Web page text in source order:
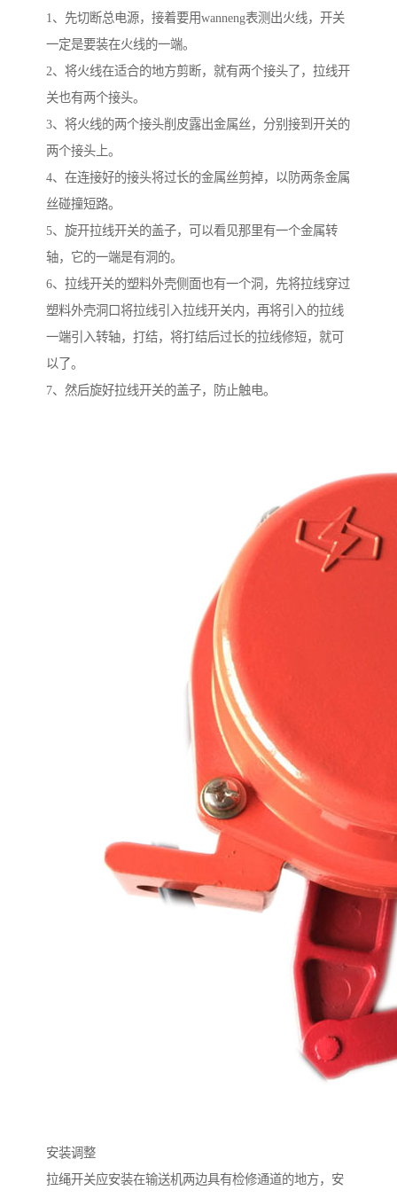
1、先切断总电源，接着要用wanneng表测出火线，开关
一定是要装在火线的一端。
2、将火线在适合的地方剪断，就有两个接头了，拉线开
关也有两个接头。
3、将火线的两个接头削皮露出金属丝，分别接到开关的
两个接头上。
4、在连接好的接头将过长的金属丝剪掉，以防两条金属
丝碰撞短路。
5、旋开拉线开关的盖子，可以看见那里有一个金属转
轴，它的一端是有洞的。
6、拉线开关的塑料外壳侧面也有一个洞，先将拉线穿过
塑料外壳洞口将拉线引入拉线开关内，再将引入的拉线
一端引入转轴，打结，将打结后过长的拉线修短，就可
以了。
7、然后旋好拉线开关的盖子，防止触电。
安装调整
拉绳开关应安装在输送机两边具有检修通道的地方，安